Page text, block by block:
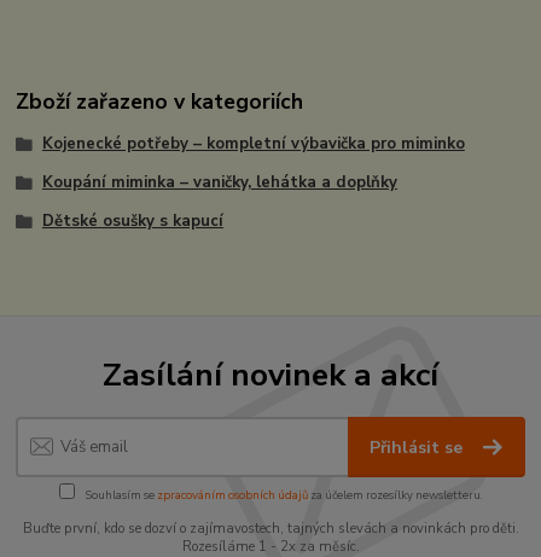
Zboží zařazeno v kategoriích
Kojenecké potřeby – kompletní výbavička pro miminko
Koupání miminka – vaničky, lehátka a doplňky
Dětské osušky s kapucí
Zasílání novinek a akcí
Přihlásit se
Souhlasím se zpracováním osobních údajůza účelem rozesílky newsletteru.
Buďte první, kdo se dozví o zajímavostech, tajných slevách a novinkách pro děti.
Rozesíláme 1 - 2x za měsíc.